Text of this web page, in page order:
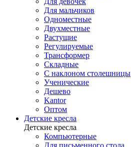
Для мальчиков
Одноместные
Двухместные
Растущие
Регулируемые
Трансформер
Складные
С наклоном столешницы
Ученические
Дешево
Kantor
Оптом
Детские кресла
Детские кресла
Компьютерные
Для письменного стола